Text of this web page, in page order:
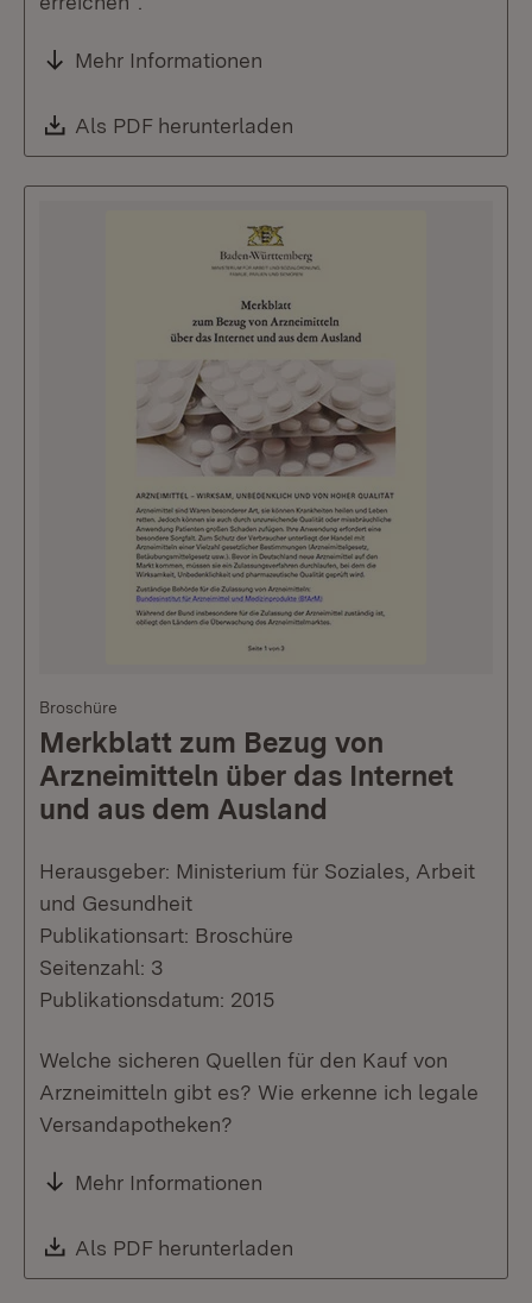
Mehr Informationen
Download:
Als PDF herunterladen
Broschüre
Merkblatt zum Bezug von
Arzneimitteln über das Internet
und aus dem Ausland
Herausgeber: Ministerium für Soziales, Arbeit
und Gesundheit
Publikationsart: Broschüre
Seitenzahl: 3
Publikationsdatum: 2015
Welche sicheren Quellen für den Kauf von
Arzneimitteln gibt es? Wie erkenne ich legale
Versandapotheken?
Mehr Informationen
Download:
Als PDF herunterladen